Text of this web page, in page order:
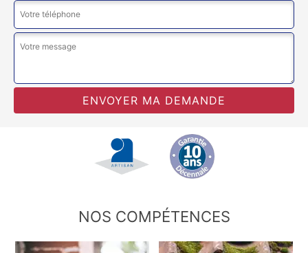
NOS COMPÉTENCES